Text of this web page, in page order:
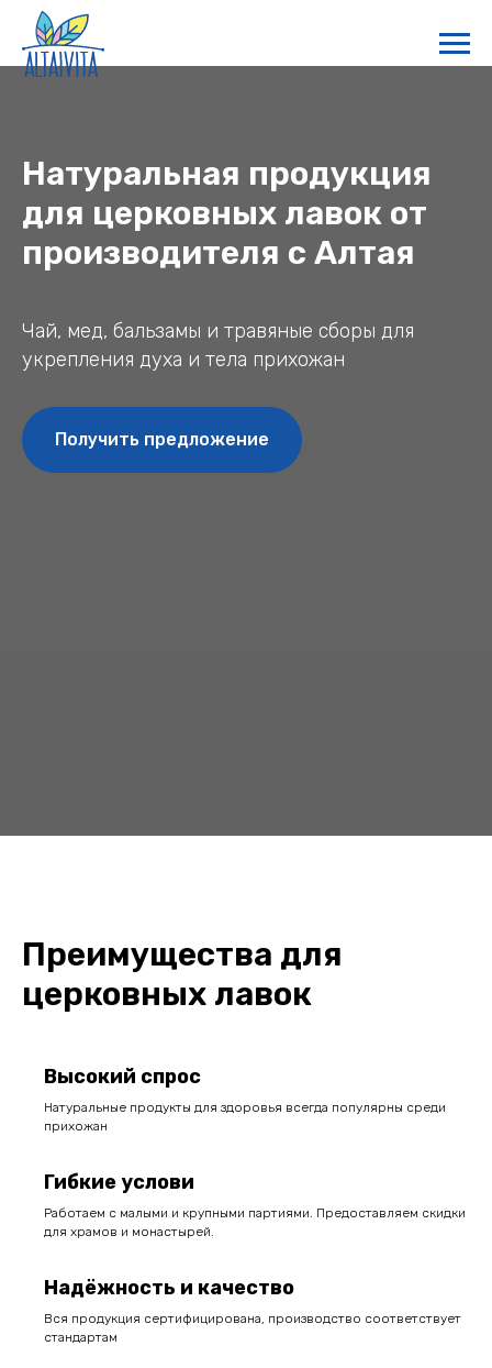
Натуральная продукция
для церковных лавок от
производителя с Алтая
Чай, мед, бальзамы и травяные сборы для
укрепления духа и тела прихожан
Получить предложение
Преимущества для
церковных лавок
Высокий спрос
Натуральные продукты для здоровья всегда популярны среди
прихожан
Гибкие услови
Работаем с малыми и крупными партиями. Предоставляем скидки
для храмов и монастырей.
Надёжность и качество
Вся продукция сертифицирована, производство соответствует
стандартам